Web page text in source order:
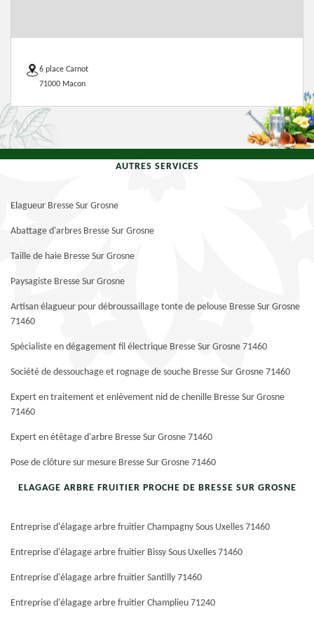
6 place Carnot
71000 Macon
AUTRES SERVICES
Elagueur Bresse Sur Grosne
Abattage d'arbres Bresse Sur Grosne
Taille de haie Bresse Sur Grosne
Paysagiste Bresse Sur Grosne
Artisan élagueur pour débroussaillage tonte de pelouse Bresse Sur Grosne
71460
Spécialiste en dégagement fil électrique Bresse Sur Grosne 71460
Société de dessouchage et rognage de souche Bresse Sur Grosne 71460
Expert en traitement et enlèvement nid de chenille Bresse Sur Grosne
71460
Expert en étêtage d'arbre Bresse Sur Grosne 71460
Pose de clôture sur mesure Bresse Sur Grosne 71460
ELAGAGE ARBRE FRUITIER PROCHE DE BRESSE SUR GROSNE
Entreprise d'élagage arbre fruitier Champagny Sous Uxelles 71460
Entreprise d'élagage arbre fruitier Bissy Sous Uxelles 71460
Entreprise d'élagage arbre fruitier Santilly 71460
Entreprise d'élagage arbre fruitier Champlieu 71240